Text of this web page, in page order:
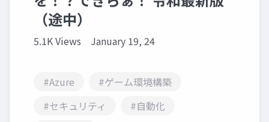
（途中）
5.1K Views January 19, 24
#Azure
#ゲーム環境構築
#セキュリティ
#自動化